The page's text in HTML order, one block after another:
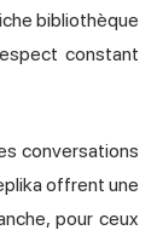
bibliothèque
constant
conversations
offrent une
pour ceux